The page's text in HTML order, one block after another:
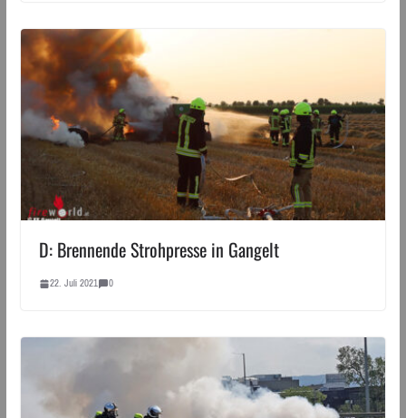
D: Brennende Strohpresse in Gangelt
22. Juli 2021 0